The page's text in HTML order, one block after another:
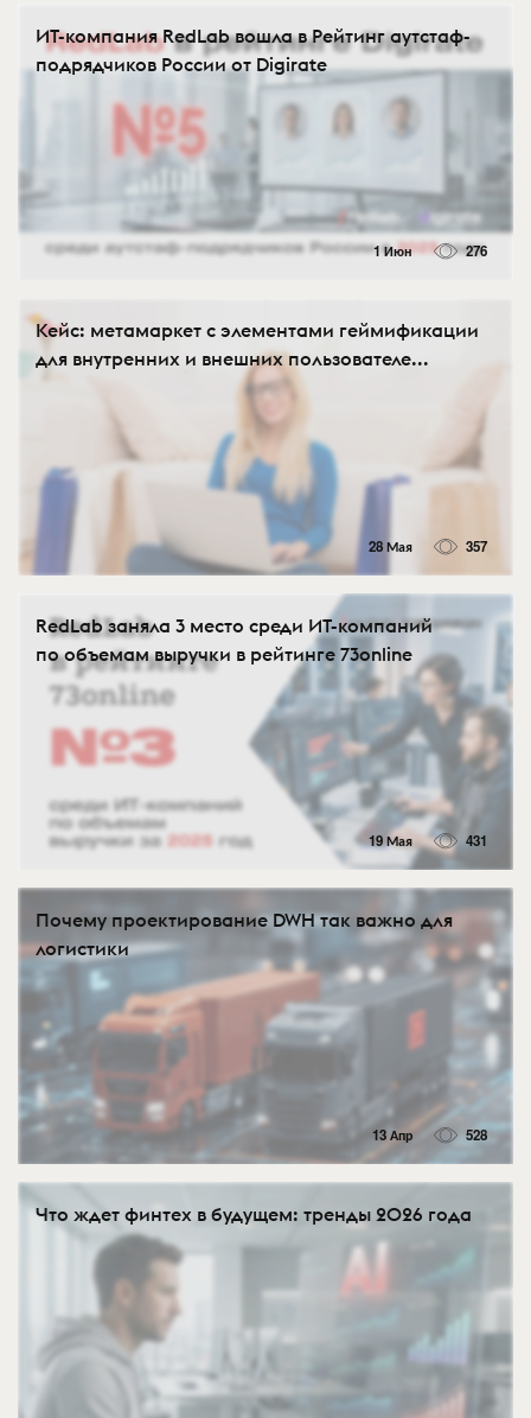
ИТ-компания RedLab вошла в Рейтинг аутстаф-
подрядчиков России от Digirate
1 Июн 276
Кейс: метамаркет с элементами геймификации
для внутренних и внешних пользователе...
28 Мая 357
RedLab заняла 3 место среди ИТ-компаний
по объемам выручки в рейтинге 73online
19 Мая 431
Почему проектирование DWH так важно для
логистики
13 Апр 528
Что ждет финтех в будущем: тренды 2026 года